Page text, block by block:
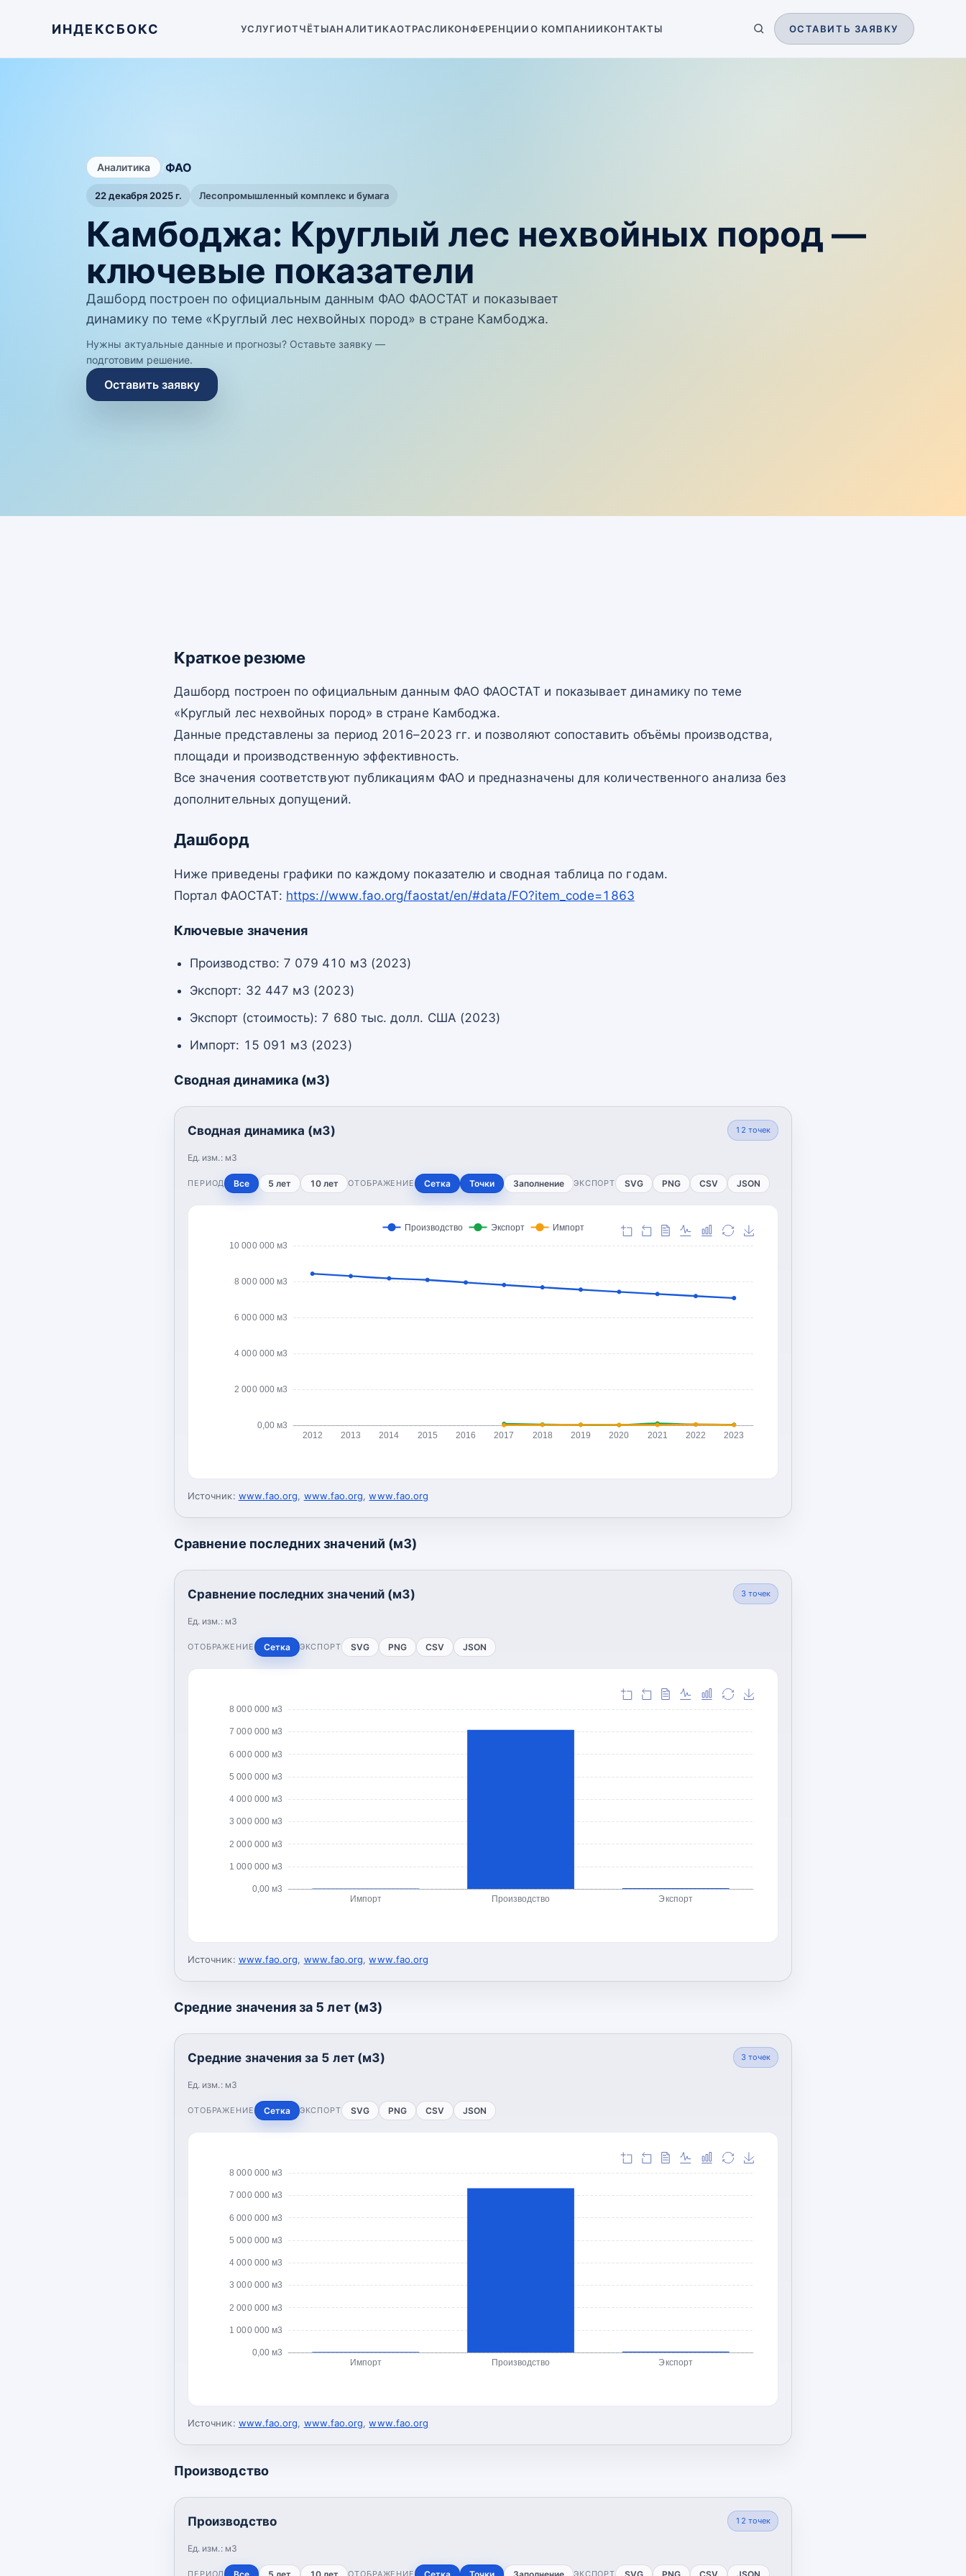
ИНДЕКСБОКС УСЛУГИОТЧЁТЫАНАЛИТИКАОТРАСЛИКОНФЕРЕНЦИИО КОМПАНИИКОНТАКТЫ ОСТАВИТЬ ЗАЯВКУ
Аналитика /ФАО
22 декабря 2025 г. Лесопромышленный комплекс и бумага
Камбоджа: Круглый лес нехвойных пород —
ключевые показатели
Дашборд построен по официальным данным ФАО ФАОСТАТ и показывает
динамику по теме «Круглый лес нехвойных пород» в стране Камбоджа.
Нужны актуальные данные и прогнозы? Оставьте заявку —
подготовим решение.
Оставить заявку
Краткое резюме
Дашборд построен по официальным данным ФАО ФАОСТАТ и показывает динамику по теме
«Круглый лес нехвойных пород» в стране Камбоджа.
Данные представлены за период 2016–2023 гг. и позволяют сопоставить объёмы производства,
площади и производственную эффективность.
Все значения соответствуют публикациям ФАО и предназначены для количественного анализа без
дополнительных допущений.
Дашборд
Ниже приведены графики по каждому показателю и сводная таблица по годам.
Портал ФАОСТАТ: https://www.fao.org/faostat/en/#data/FO?item_code=1863
Ключевые значения
Производство: 7 079 410 м3 (2023)
Экспорт: 32 447 м3 (2023)
Экспорт (стоимость): 7 680 тыс. долл. США (2023)
Импорт: 15 091 м3 (2023)
Сводная динамика (м3)
Сводная динамика (м3)
Ед. изм.: м3
12 точек
ПЕРИОД Все 5 лет 10 лет ОТОБРАЖЕНИЕ Сетка Точки Заполнение ЭКСПОРТ SVG PNG CSV JSON
0,00 м3
2 000 000 м3
4 000 000 м3
6 000 000 м3
8 000 000 м3
10 000 000 м3
2012 2013 2014 2015 2016 2017 2018 2019 2020 2021 2022 2023
Производство Экспорт Импорт
Источник: www.fao.org, www.fao.org,www.fao.org
Сравнение последних значений (м3)
Сравнение последних значений (м3)
Ед. изм.: м3
3точек
ОТОБРАЖЕНИЕ Сетка ЭКСПОРТ SVG PNG CSV JSON
0,00 м3
1 000 000 м3
2 000 000 м3
3 000 000 м3
4 000 000 м3
5 000 000 м3
6 000 000 м3
7 000 000 м3
8 000 000 м3
Импорт Производство Экспорт
Источник: www.fao.org, www.fao.org,www.fao.org
Средние значения за 5 лет (м3)
Средние значения за 5 лет (м3)
Ед. изм.: м3
3точек
ОТОБРАЖЕНИЕ Сетка ЭКСПОРТ SVG PNG CSV JSON
0,00 м3
1 000 000 м3
2 000 000 м3
3 000 000 м3
4 000 000 м3
5 000 000 м3
6 000 000 м3
7 000 000 м3
8 000 000 м3
Импорт Производство Экспорт
Источник: www.fao.org, www.fao.org,www.fao.org
Производство
Производство
Ед. изм.: м3
12 точек
ПЕРИОД Все 5 лет 10 лет ОТОБРАЖЕНИЕ Сетка Точки Заполнение ЭКСПОРТ SVG PNG CSV JSON